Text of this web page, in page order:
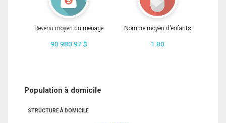
Revenu moyen du ménage
90 980.97 $
Nombre moyen d'enfants
1.80
Population à domicile
STRUCTURE À DOMICILE